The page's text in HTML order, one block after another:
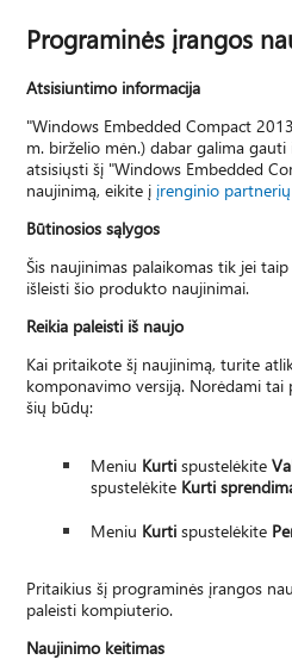
Programinės įrangos
Atsisiuntimo informacija
"Windows Embedded Compact
m. birželio mėn.) dabar galima
atsisiųsti šį "Windows Embedded
naujinimą, eikite į įrenginio
Būtinosios sąlygos
Šis naujinimas palaikomas tik jei
išleisti šio produkto naujinimai.
Reikia paleisti iš naujo
Kai pritaikote šį naujinimą, turite
komponavimo versiją. Norėdami
šių būdų:
Meniu Kurti spustelėkite
spustelėkite Kurti
Meniu Kurti spustelėkite
Pritaikius šį programinės įrangos
paleisti kompiuterio.
Naujinimo keitimas